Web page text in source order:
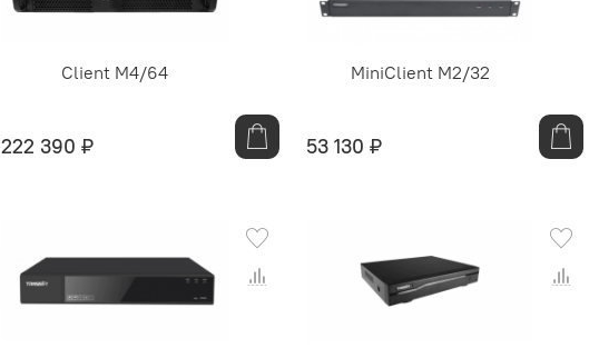
Client M4/64
222 390 ₽
MiniClient M2/32
53 130 ₽